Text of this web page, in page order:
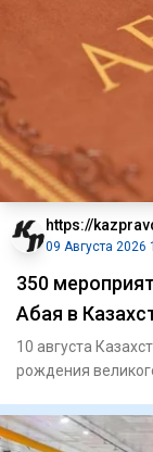
https://
09 Августа 2026
350
Абая в
10 августа
рождения